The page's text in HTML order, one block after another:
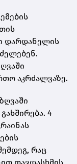
დარდანელის
აკრძალვაზე.
4
რაც